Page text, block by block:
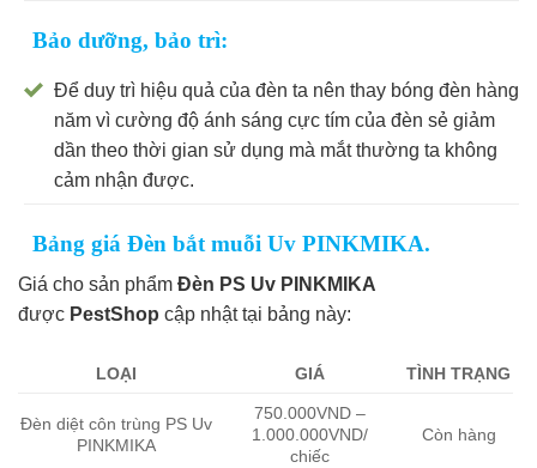
Bảo dưỡng, bảo trì:
Để duy trì hiệu quả của đèn ta nên thay bóng đèn hàng
năm vì cường độ ánh sáng cực tím của đèn sẻ giảm
dần theo thời gian sử dụng mà mắt thường ta không
cảm nhận được.
Bảng giá Đèn bắt muỗi Uv PINKMIKA.
Giá cho sản phẩm Đèn PS Uv PINKMIKA
được PestShop cập nhật tại bảng này:
LOẠI GIÁ TÌNH TRẠNG
Đèn diệt côn trùng PS Uv
PINKMIKA
750.000VND –
1.000.000VND/
chiếc
Còn hàng